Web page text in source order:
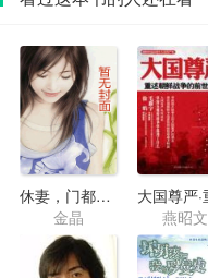
休妻，门都没有
金晶
燕昭文